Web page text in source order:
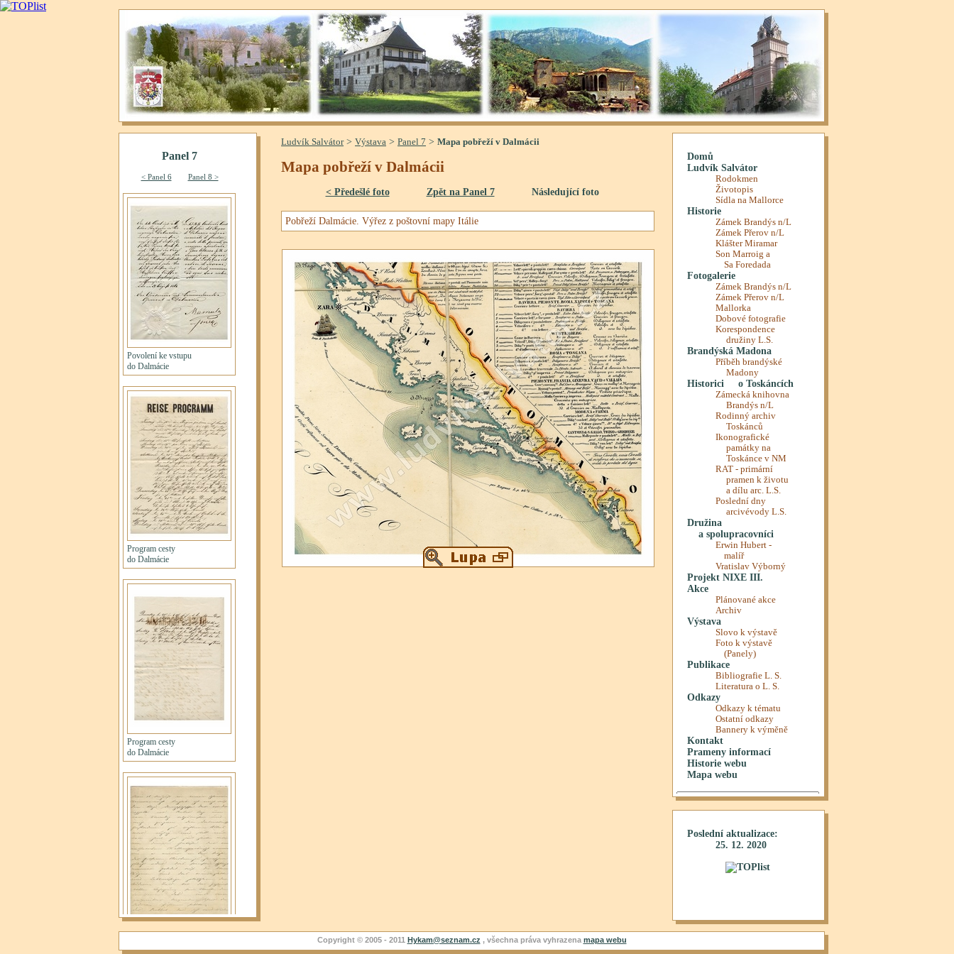
Ludvík Salvátor> Výstava > Panel 7 > Mapa pobřeží v Dalmácii
Mapa pobřeží v Dalmácii
< Předešlé foto Zpět na Panel 7 Následující foto
Pobřeží Dalmácie. Výřez z poštovní mapy Itálie
Copyright © 2005 - 2011 Hykam@seznam.cz , všechna práva vyhrazena mapa webu